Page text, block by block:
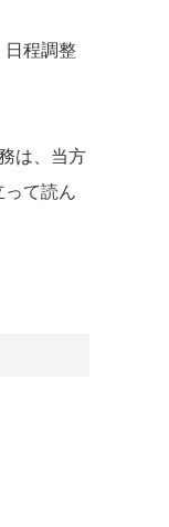
日程調整
は、当方
って読ん